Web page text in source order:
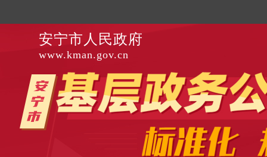
安宁市人民政府
www.kman.gov.cn